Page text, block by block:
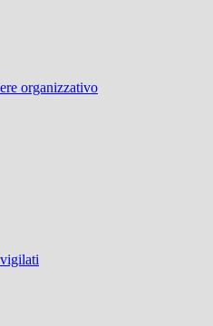
organizzativo